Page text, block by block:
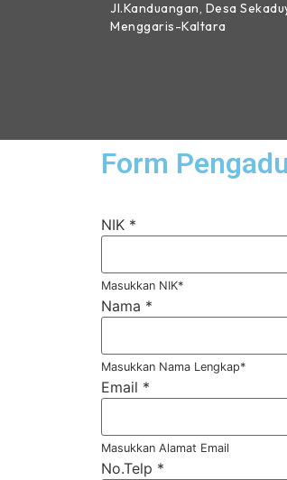
Jl.Kanduangan, Desa
Menggaris-Kaltara
Form
NIK *
Masukkan NIK*
Nama *
Masukkan Nama Lengkap*
Email *
Masukkan Alamat Email
No.Telp *